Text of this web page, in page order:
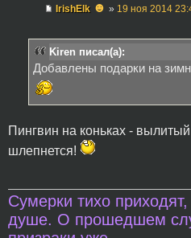
IrishElk ☻ » 19 ноя 2014
Kiren писал(а):
Добавлены подарки на
Пингвин на коньках -
шлепнется!
Сумерки тихо
душе. О прошедшем